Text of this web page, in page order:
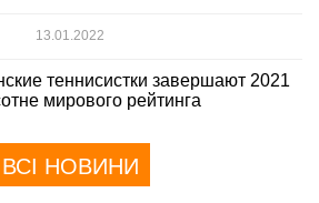
13.01.2022
теннисистки завершают 2021
мирового рейтинга
ВСІ НОВИНИ